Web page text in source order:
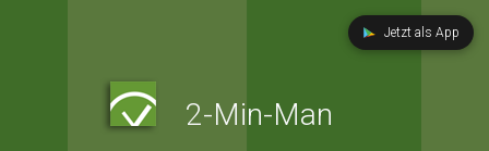
Jetzt als App
2-Min-Man